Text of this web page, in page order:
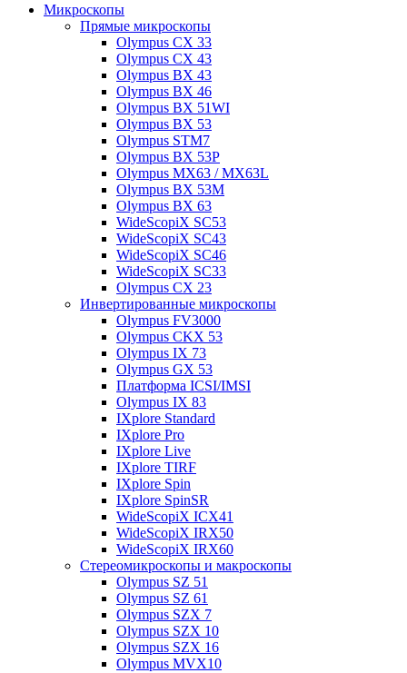
Микроскопы
Прямые микроскопы
Olympus CX 33
Olympus CX 43
Olympus BX 43
Olympus BX 46
Olympus BX 51WI
Olympus BX 53
Olympus STM7
Olympus BX 53P
Olympus MX63 / MX63L
Olympus BX 53M
Olympus BX 63
WideScopiX SC53
WideScopiX SC43
WideScopiX SC46
WideScopiX SC33
Olympus CX 23
Инвертированные микроскопы
Olympus FV3000
Olympus CKX 53
Olympus IX 73
Olympus GX 53
Платформа ICSI/IMSI
Olympus IX 83
IXplore Standard
IXplore Pro
IXplore Live
IXplore TIRF
IXplore Spin
IXplore SpinSR
WideScopiX ICX41
WideScopiX IRX50
WideScopiX IRX60
Стереомикроскопы и макроскопы
Olympus SZ 51
Olympus SZ 61
Olympus SZX 7
Olympus SZX 10
Olympus SZX 16
Olympus MVX10